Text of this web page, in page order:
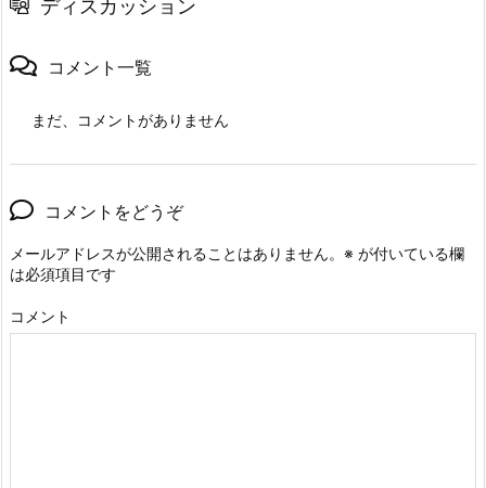
ディスカッション
コメント一覧
まだ、コメントがありません
コメントをどうぞ
メールアドレスが公開されることはありません。 ※ が付いている欄
は必須項目です
コメント